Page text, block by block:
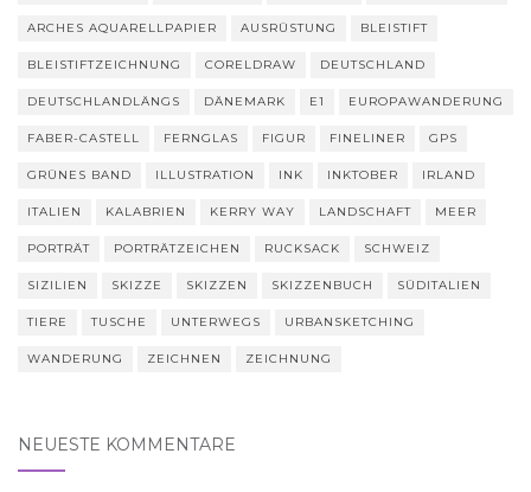
ARCHES AQUARELLPAPIER AUSRÜSTUNG BLEISTIFT
BLEISTIFTZEICHNUNG CORELDRAW DEUTSCHLAND
DEUTSCHLANDLÄNGS DÄNEMARK E1 EUROPAWANDERUNG
FABER-CASTELL FERNGLAS FIGUR FINELINER GPS
GRÜNES BAND ILLUSTRATION INK INKTOBER IRLAND
ITALIEN KALABRIEN KERRY WAY LANDSCHAFT MEER
PORTRÄT PORTRÄTZEICHEN RUCKSACK SCHWEIZ
SIZILIEN SKIZZE SKIZZEN SKIZZENBUCH SÜDITALIEN
TIERE TUSCHE UNTERWEGS URBANSKETCHING
WANDERUNG ZEICHNEN ZEICHNUNG
NEUESTE KOMMENTARE